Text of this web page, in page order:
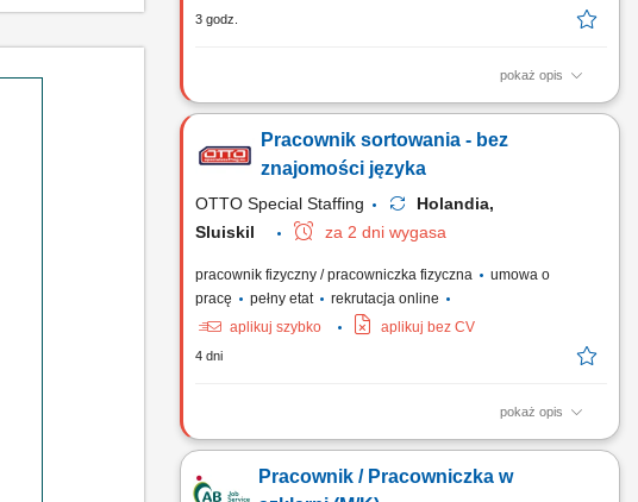
3 godz.
pokaż opis
Zakres obowiązków ręczne i mechaniczne sortowanie
segregacja surowców na linii produkcyjnej, udział w procesie
odzysku metali i ponownego wykorzystania materiałów,
ciągłości pracy,...
Pracownik sortowania - bez
znajomości języka
OTTO Special Staffing
Holandia,
Sluiskil
za 2 dni wygasa
pracownik fizyczny / pracowniczka fizyczna
umowa o
pracę
pełny etat
rekrutacja online
aplikuj szybko
aplikuj bez CV
4 dni
pokaż opis
Otrzymujesz całkowite wynagrodzenie godzinowe brutto w
podstawowa w wysokości 14,99 € za godzinę, powiększona o
Pracownik / Pracowniczka w